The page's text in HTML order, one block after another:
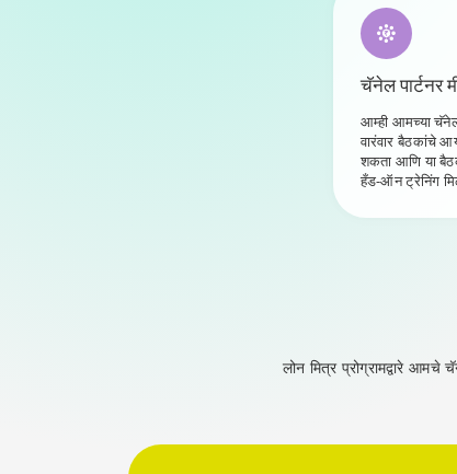
चॅनेल पार्टनर
आम्ही आमच्या
वारंवार बैठकांचे
शकता आणि या
हँड-ऑन ट्रेनिंग
लोन मित्र प्रोग्रामद्वारे